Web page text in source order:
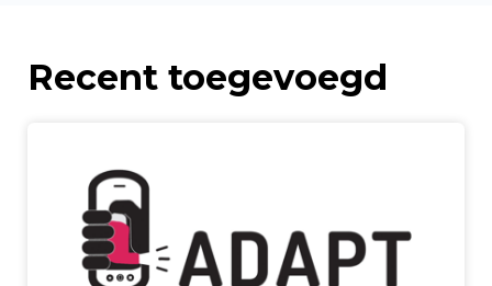
Recent toegevoegd